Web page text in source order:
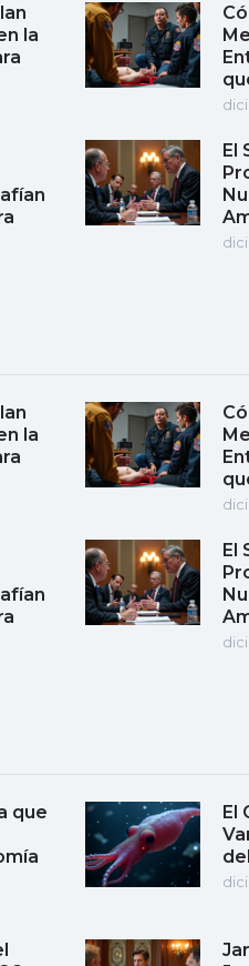
la
El
la
El
que
El